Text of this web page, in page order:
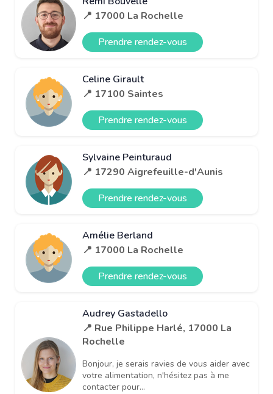
📍 17000 La Rochelle
Prendre rendez-vous
Celine Girault
📍 17100 Saintes
Prendre rendez-vous
Sylvaine Peinturaud
📍 17290 Aigrefeuille-d'Aunis
Prendre rendez-vous
Amélie Berland
📍 17000 La Rochelle
Prendre rendez-vous
Audrey Gastadello
📍 Rue Philippe Harlé, 17000 La
Rochelle
Bonjour, je serais ravies de vous aider avec
votre alimentation, n'hésitez pas à me
contacter pour...